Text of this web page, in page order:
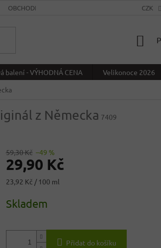
OBCHODNÍ PODMÍNKY CZK
balení - VÝHODNÁ CENA Velikonoce 2026
z Německa 7409
59,30 Kč –49 %
29,90 Kč
Měrná
23,92 Kč / 100 ml
Skladem
Přidat do košíku